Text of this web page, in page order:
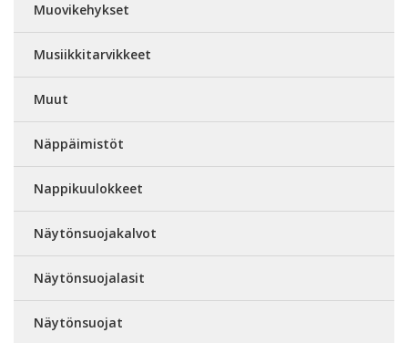
Muovikehykset
Musiikkitarvikkeet
Muut
Näppäimistöt
Nappikuulokkeet
Näytönsuojakalvot
Näytönsuojalasit
Näytönsuojat